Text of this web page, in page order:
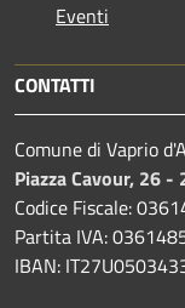
Eventi
CONTATTI
Comune di Vaprio
Piazza Cavour, 26
Codice Fiscale:
Partita IVA:
IBAN: